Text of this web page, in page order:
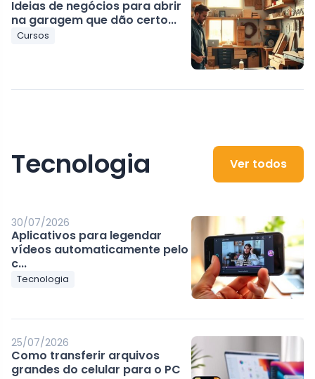
Ideias de negócios para abrir
na garagem que dão certo...
Cursos
Tecnologia Ver todos
30/07/2026
Aplicativos para legendar
vídeos automaticamente pelo
c...
Tecnologia
25/07/2026
Como transferir arquivos
grandes do celular para o PC